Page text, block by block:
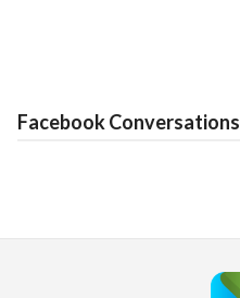
Facebook Conversations